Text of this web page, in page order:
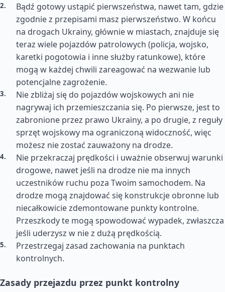
Bądź gotowy ustąpić pierwszeństwa, nawet tam, gdzie
zgodnie z przepisami masz pierwszeństwo. W końcu
na drogach Ukrainy, głównie w miastach, znajduje się
teraz wiele pojazdów patrolowych (policja, wojsko,
karetki pogotowia i inne służby ratunkowe), które
mogą w każdej chwili zareagować na wezwanie lub
potencjalne zagrożenie.
Nie zbliżaj się do pojazdów wojskowych ani nie
nagrywaj ich przemieszczania się. Po pierwsze, jest to
zabronione przez prawo Ukrainy, a po drugie, z reguły
sprzęt wojskowy ma ograniczoną widoczność, więc
możesz nie zostać zauważony na drodze.
Nie przekraczaj prędkości i uważnie obserwuj warunki
drogowe, nawet jeśli na drodze nie ma innych
uczestników ruchu poza Twoim samochodem. Na
drodze mogą znajdować się konstrukcje obronne lub
niecałkowicie zdemontowane punkty kontrolne.
Przeszkody te mogą spowodować wypadek, zwłaszcza
jeśli uderzysz w nie z dużą prędkością.
Przestrzegaj zasad zachowania na punktach
kontrolnych.
Zasady przejazdu przez punkt kontrolny